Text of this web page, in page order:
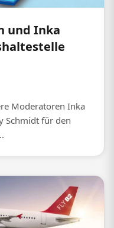
und Inka
Moderatoren Inka
Schmidt für den